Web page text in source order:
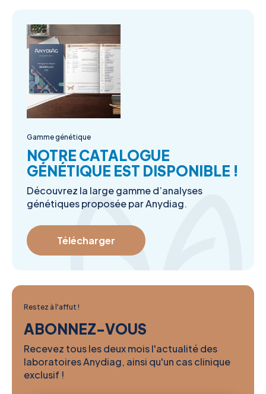
Gamme génétique
NOTRE CATALOGUE
GÉNÉTIQUE EST DISPONIBLE !
Découvrez la large gamme d’analyses
génétiques proposée par Anydiag.
Télécharger
Restez à l'affut !
ABONNEZ-VOUS
Recevez tous les deux mois l'actualité des
laboratoires Anydiag, ainsi qu'un cas clinique
exclusif !